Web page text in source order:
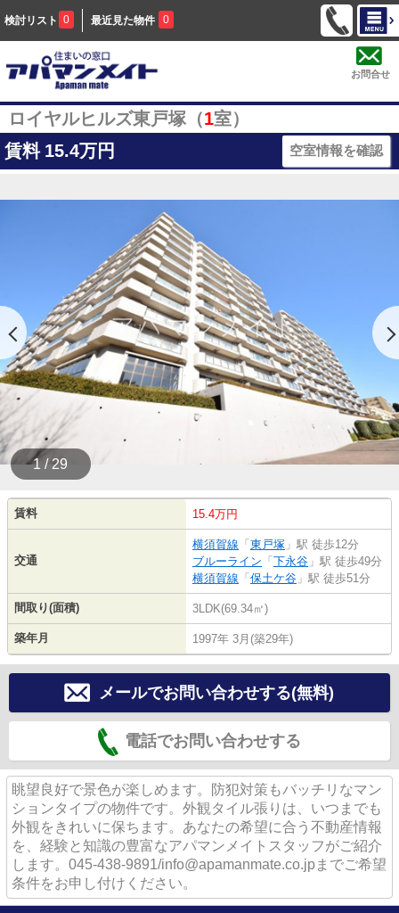
検討リスト 0 最近見た物件 0
お問合せ
ロイヤルヒルズ東戸塚（1室）
賃料 15.4万円 空室情報を確認
1 / 29
賃料 15.4万円
交通
横須賀線 「 東戸塚 」駅 徒歩12分
ブルーライン 「 下永谷 」駅 徒歩49分
横須賀線 「 保土ケ谷 」駅 徒歩51分
間取り(面積) 3LDK(69.34㎡)
築年月 1997年 3月(築29年)
メールでお問い合わせする(無料)
電話でお問い合わせする
眺望良好で景色が楽しめます。防犯対策もバッチリなマン
ションタイプの物件です。外観タイル張りは、いつまでも
外観をきれいに保ちます。あなたの希望に合う不動産情報
を、経験と知識の豊富なアパマンメイトスタッフがご紹介
します。045-438-9891/info@apamanmate.co.jpまでご希望
条件をお申し付けください。